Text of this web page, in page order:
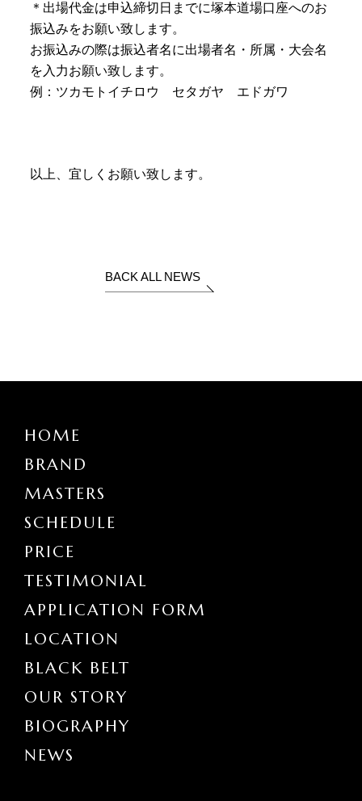
＊出場代金は申込締切日までに塚本道場口座へのお
振込みをお願い致します。
お振込みの際は振込者名に出場者名・所属・大会名
を入力お願い致します。
例：ツカモトイチロウ セタガヤ エドガワ
以上、宜しくお願い致します。
BACK ALL NEWS
HOME
BRAND
MASTERS
SCHEDULE
PRICE
TESTIMONIAL
APPLICATION FORM
LOCATION
BLACK BELT
OUR STORY
BIOGRAPHY
NEWS